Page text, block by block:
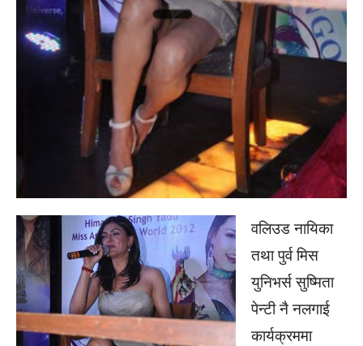
वलिउड नायिका
तथा पुर्व मिस
युनिभर्स सुष्मिता
पेन्टी नै नलगाई
कार्यक्रममा